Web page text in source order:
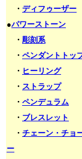
・ ディフゥーザー
●パワーストーン
・ 彫刻系
・ ペンダントトッ
・ ヒーリング
・ ストラップ
・ ペンデュラム
・ ブレスレット
・ チェーン・チョ
ー